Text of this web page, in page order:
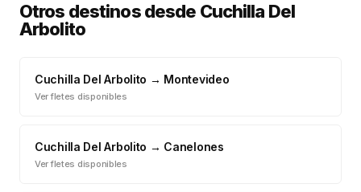
Otros destinos desde Cuchilla Del
Arbolito
Cuchilla Del Arbolito → Montevideo
Ver fletes disponibles
Cuchilla Del Arbolito → Canelones
Ver fletes disponibles